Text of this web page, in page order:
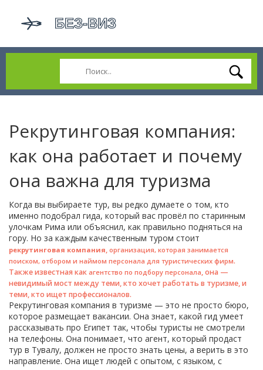
Рекрутинговая компания:
как она работает и почему
она важна для туризма
Когда вы выбираете тур, вы редко думаете о том, кто
именно подобрал гида, который вас провёл по старинным
улочкам Рима или объяснил, как правильно подняться на
гору. Но за каждым качественным туром стоит
рекрутинговая компания, организация, которая занимается
поиском, отбором и наймом персонала для туристических фирм.
Также известная как агентство по подбору персонала, она —
невидимый мост между теми, кто хочет работать в туризме, и
теми, кто ищет профессионалов.
Рекрутинговая компания в туризме — это не просто бюро,
которое размещает вакансии. Она знает, какой гид умеет
рассказывать про Египет так, чтобы туристы не смотрели
на телефоны. Она понимает, что агент, который продаст
тур в Тувалу, должен не просто знать цены, а верить в это
направление. Она ищет людей с опытом, с языком, с